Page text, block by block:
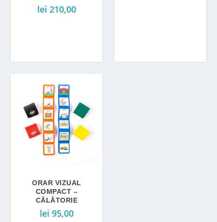
lei 210,00
ORAR VIZUAL
COMPACT –
CĂLĂTORIE
lei 95,00